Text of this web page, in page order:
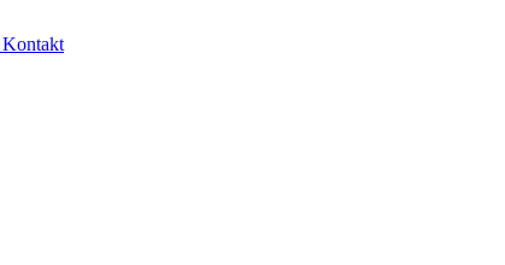
Kontakt